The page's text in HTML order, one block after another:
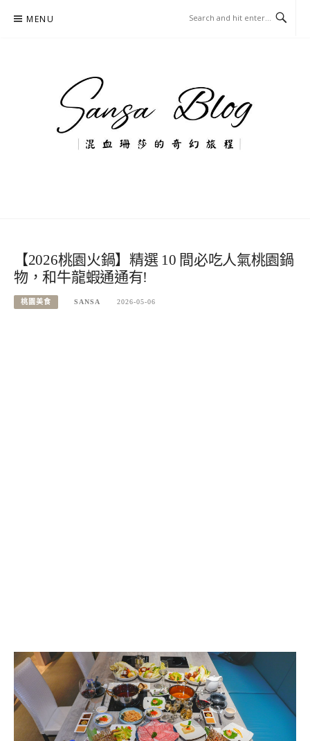
MENU
【2026桃園火鍋】精選 10 間必吃人氣桃園鍋
物，和牛龍蝦通通有!
桃園美食 SANSA 2026-05-06